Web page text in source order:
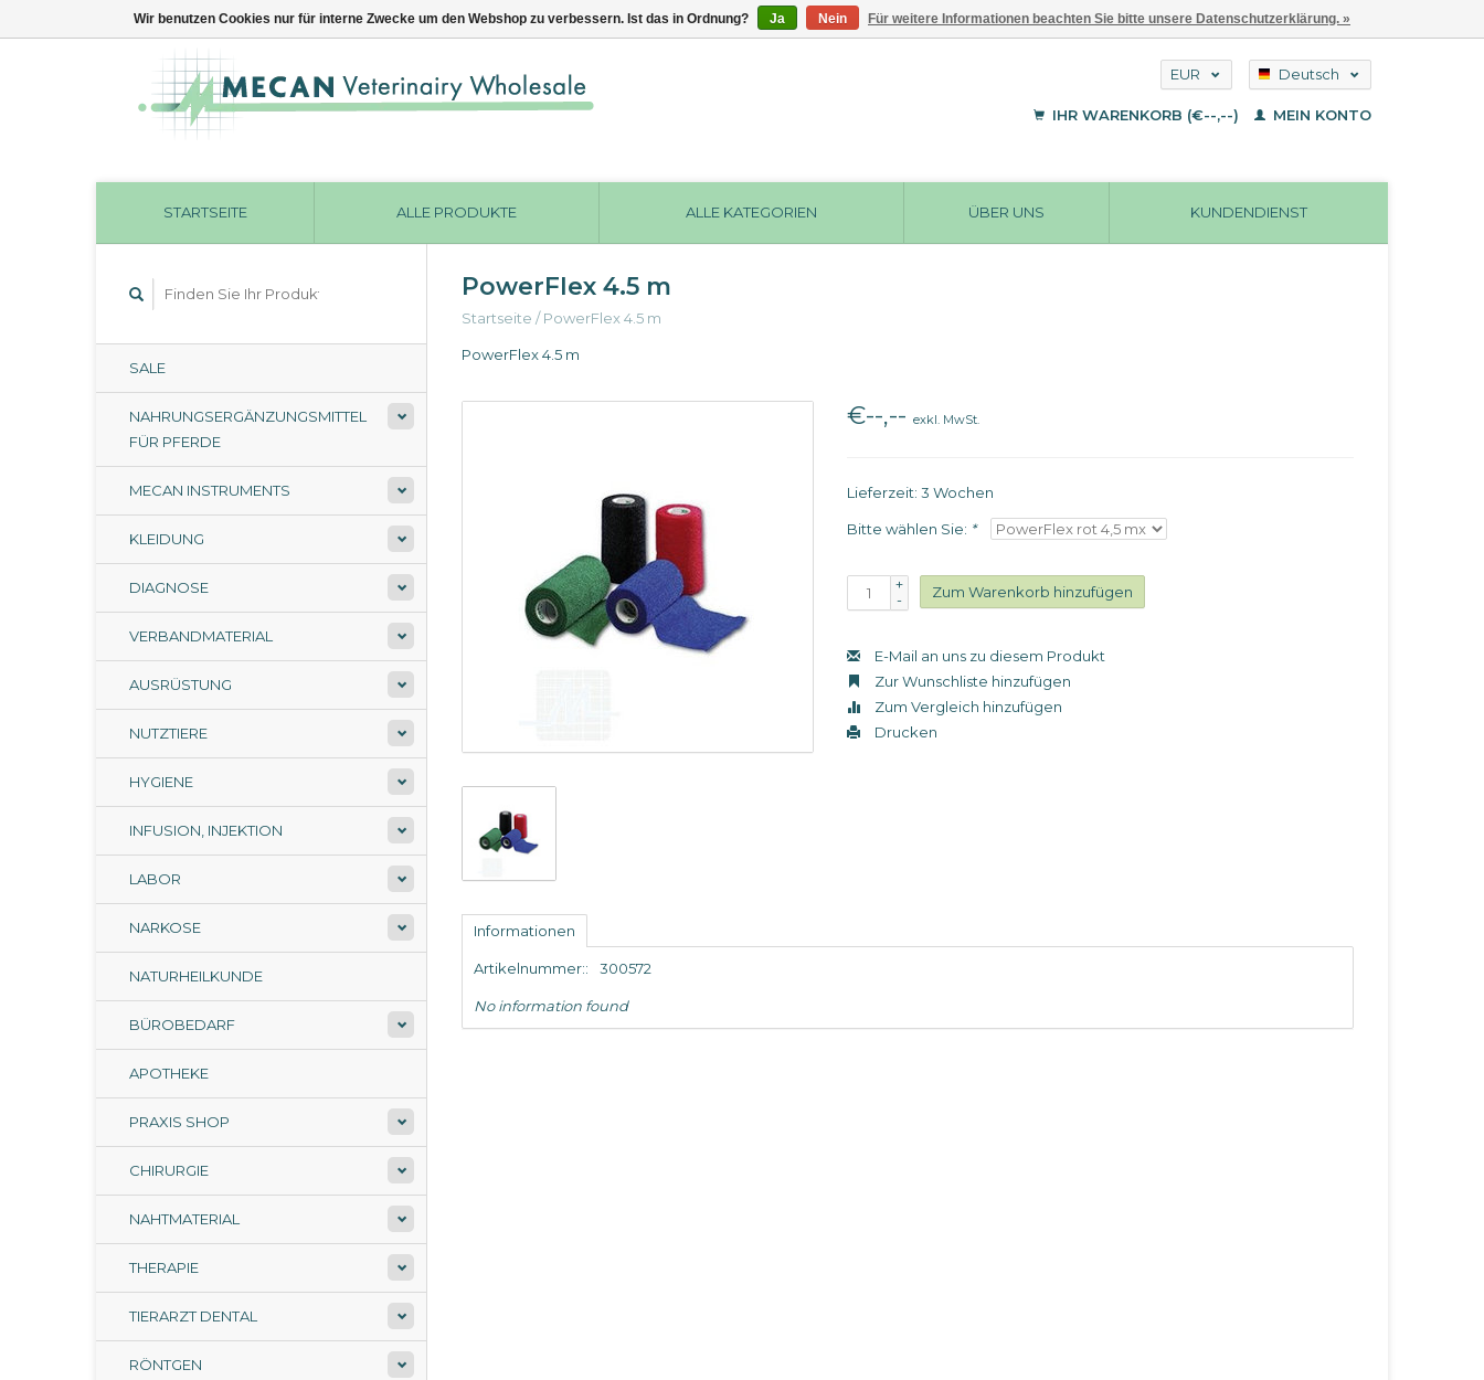
EUR
USD
Deutsch
Français
IHR WARENKORB (€--,--) MEIN KONTO
STARTSEITE ALLE PRODUKTE ALLE KATEGORIEN ÜBER UNS KUNDENDIENST
SALE
NAHRUNGSERGÄNZUNGSMITTEL
FÜR PFERDE
MECAN INSTRUMENTS
KLEIDUNG
DIAGNOSE
VERBANDMATERIAL
AUSRÜSTUNG
NUTZTIERE
HYGIENE
INFUSION, INJEKTION
LABOR
NARKOSE
NATURHEILKUNDE
BÜROBEDARF
APOTHEKE
PRAXIS SHOP
CHIRURGIE
NAHTMATERIAL
THERAPIE
TIERARZT DENTAL
RÖNTGEN
PowerFlex 4.5 m
Startseite /PowerFlex 4.5 m
PowerFlex 4.5 m
€--,--exkl. MwSt.
Lieferzeit: 3 Wochen
Bitte wählen Sie: *
+
-
Zum Warenkorb hinzufügen
E-Mail an uns zu diesem Produkt
Zur Wunschliste hinzufügen
Zum Vergleich hinzufügen
Drucken
Informationen
Artikelnummer:: 300572
No information found
Wir benutzen Cookies nur für interne Zwecke um den Webshop zu verbessern. Ist das in Ordnung? Ja Nein Für weitere Informationen beachten Sie bitte unsere Datenschutzerklärung. »